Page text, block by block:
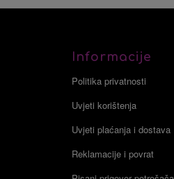
Informacije
Politika privatnosti
Uvjeti korištenja
Uvjeti plaćanja i dostava
Reklamacije i povrat